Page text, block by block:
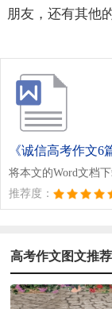
朋友，还有其他
《诚信高考作文6
将本文的Word文档
推荐度：
高考作文图文推荐